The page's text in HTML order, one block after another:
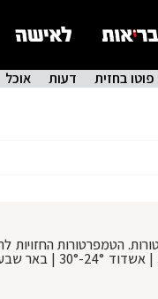
פוטו בחזית דעות אוכל